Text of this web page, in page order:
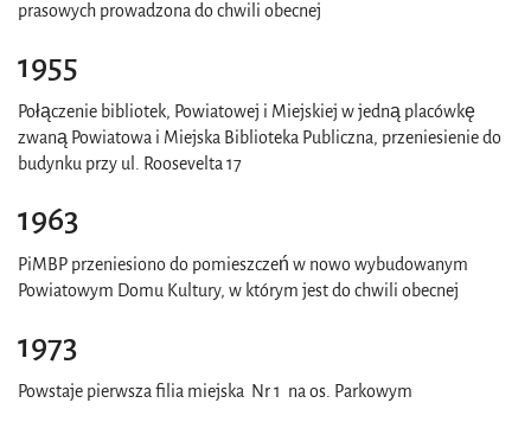
prasowych prowadzona do chwili obecnej
1955
Połączenie bibliotek, Powiatowej i Miejskiej w jedną placówkę
zwaną Powiatowa i Miejska Biblioteka Publiczna, przeniesienie do
budynku przy ul. Roosevelta 17
1963
PiMBP przeniesiono do pomieszczeń w nowo wybudowanym
Powiatowym Domu Kultury, w którym jest do chwili obecnej
1973
Powstaje pierwsza filia miejska Nr 1 na os. Parkowym